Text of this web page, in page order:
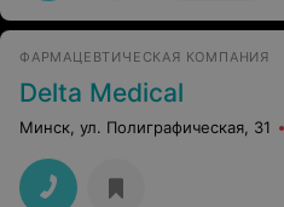
ФАРМАЦЕВТИЧЕСКАЯ КОМПАНИЯ
Delta Medical
Минск, ул. Полиграфическая, 31